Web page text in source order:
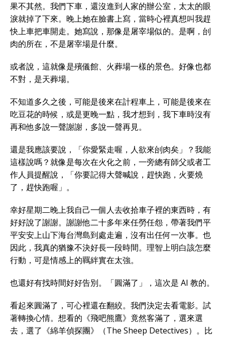
果不其然。我們下車，還沒進到人家的辦公室，太太的眼
淚就掉了下來。晚上她在臉書上寫，當時心裡真想叫我趕
快上車把車開走。她寫說，那像是屠宰場似的。是啊，刣
肉的所在，不是屠宰場是什麼。
或者說，這就像是殯儀館、火葬場一樣的景色。好像也都
不對，是天葬場。
不知道多久之後，可能是後來在計程車上，可能是後來在
吃豆花的時候，或是更晚一點，我才想到，我下車時沒有
再和他多說一聲謝謝，多說一聲再見。
還是我應該要說，「你愛緊走喔，人欲來刣肉矣」？我能
這樣說嗎？就像是每次在火化之前，一旁總有師父或者工
作人員提醒說，「你要記得大聲喊說，趕快跑，火要燒
了，趕快跑喔」。
幸好星期二晚上我自己一個人去收拾車子裡的東西時，有
好好說了謝謝。謝謝他二十多年來任勞任怨，帶著我們平
平安安上山下海台灣島到處走遍，沒有出任何一次事。也
因此，我真的猶豫不決好長一段時間。理智上明白該怎麼
行動，可是情感上的羈絆實在太強。
也還好有找時間好好告別。「圓滿了」，這次是 AI 教的。
看起來圓滿了，可心裡還在翻絞。我們決定去看電影。試
著轉換心情。想看的《飛吧熊鷹》竟然客滿了，選來選
去，選了《綿羊偵探團》（The Sheep Detectives）。比